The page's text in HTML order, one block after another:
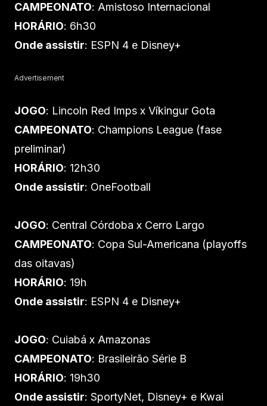
CAMPEONATO: Amistoso Internacional
HORÁRIO: 6h30
Onde assistir: ESPN 4 e Disney+
Advertisement
JOGO: Lincoln Red Imps x Víkingur Gota
CAMPEONATO: Champions League (fase
preliminar)
HORÁRIO: 12h30
Onde assistir: OneFootball
JOGO: Central Córdoba x Cerro Largo
CAMPEONATO: Copa Sul-Americana (playoffs
das oitavas)
HORÁRIO: 19h
Onde assistir: ESPN 4 e Disney+
JOGO: Cuiabá x Amazonas
CAMPEONATO: Brasileirão Série B
HORÁRIO: 19h30
Onde assistir: SportyNet, Disney+ e Kwai